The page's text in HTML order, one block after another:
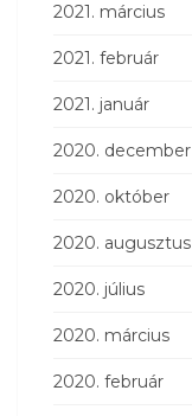
2021. március
2021. február
2021. január
2020. december
2020. október
2020. augusztus
2020. július
2020. március
2020. február